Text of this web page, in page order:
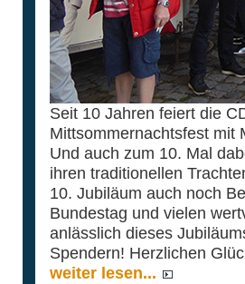
Seit 10 Jahren feiert die
Mittsommernachtsfest mit
Und auch zum 10. Mal
ihren traditionellen
10. Jubiläum auch noch
Bundestag und vielen
anlässlich dieses
Spendern! Herzlichen
weiter lesen...